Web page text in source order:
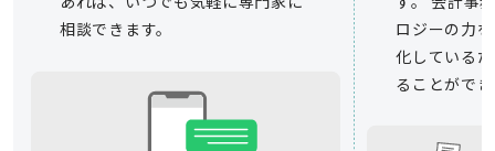
相談できます。
ロジーの力
化している
ることがで